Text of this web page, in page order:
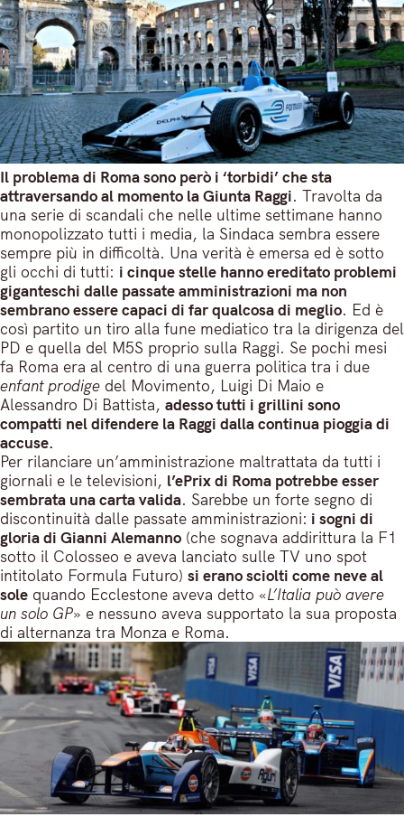
Il problema di Roma sono però i ‘torbidi’ che sta
attraversando al momento la Giunta Raggi. Travolta da
una serie di scandali che nelle ultime settimane hanno
monopolizzato tutti i media, la Sindaca sembra essere
sempre più in difficoltà. Una verità è emersa ed è sotto
gli occhi di tutti: i cinque stelle hanno ereditato problemi
giganteschi dalle passate amministrazioni ma non
sembrano essere capaci di far qualcosa di meglio. Ed è
così partito un tiro alla fune mediatico tra la dirigenza del
PD e quella del M5S proprio sulla Raggi. Se pochi mesi
fa Roma era al centro di una guerra politica tra i due
enfant prodige del Movimento, Luigi Di Maio e
Alessandro Di Battista, adesso tutti i grillini sono
compatti nel difendere la Raggi dalla continua pioggia di
accuse.
Per rilanciare un’amministrazione maltrattata da tutti i
giornali e le televisioni, l’ePrix di Roma potrebbe esser
sembrata una carta valida. Sarebbe un forte segno di
discontinuità dalle passate amministrazioni: i sogni di
gloria di Gianni Alemanno (che sognava addirittura la F1
sotto il Colosseo e aveva lanciato sulle TV uno spot
intitolato Formula Futuro) si erano sciolti come neve al
sole quando Ecclestone aveva detto «L’Italia può avere
un solo GP» e nessuno aveva supportato la sua proposta
di alternanza tra Monza e Roma.